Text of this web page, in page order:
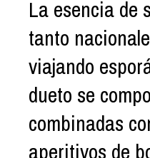
La esencia de
tanto
viajando
dueto se
combinadas
aperitivos de